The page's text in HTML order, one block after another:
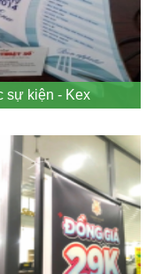
sự kiện - Kex